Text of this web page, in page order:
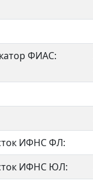
ФИАС:
ИФНС ФЛ:
ИФНС ЮЛ: